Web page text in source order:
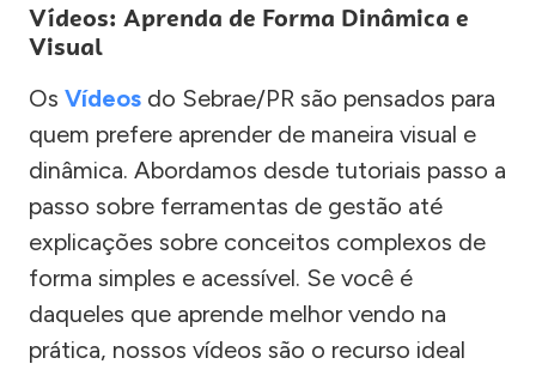
Vídeos: Aprenda de Forma Dinâmica e
Visual
Os Vídeos do Sebrae/PR são pensados para
quem prefere aprender de maneira visual e
dinâmica. Abordamos desde tutoriais passo a
passo sobre ferramentas de gestão até
explicações sobre conceitos complexos de
forma simples e acessível. Se você é
daqueles que aprende melhor vendo na
prática, nossos vídeos são o recurso ideal